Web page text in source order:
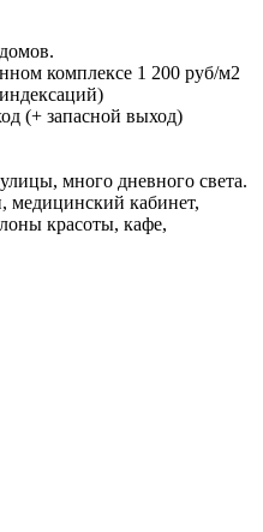
комплексе 1 200 руб/м2
(+ запасной выход)
много дневного света.
медицинский кабинет,
красоты, кафе,